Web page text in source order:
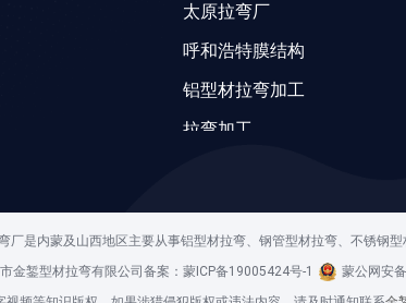
太原拉弯厂
呼和浩特膜结构
铝型材拉弯加工
拉弯加工
沈阳脚手架租赁
哈尔滨拉弯
是内蒙及山西地区主要从事铝型材拉弯、钢管型材拉弯、不锈钢
金錾型材拉弯有限公司备案： 蒙ICP备19005424号-1 蒙公网安